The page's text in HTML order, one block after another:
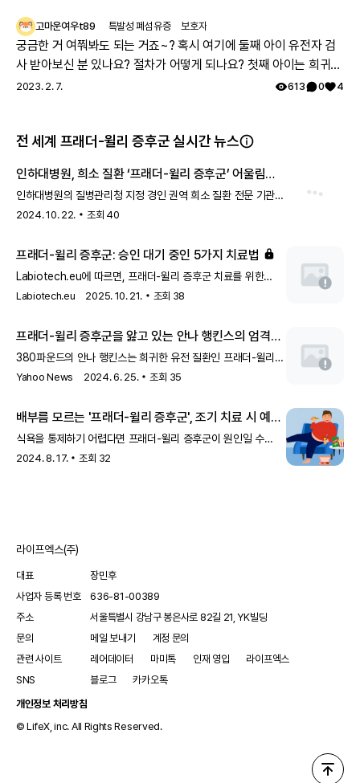
Part 4. 치료 정보
되어요. 55%의 환자가 성장 지연으로 인해 성장호르몬을 사용했으며,
주의력 결핍 및 충동 조절과 같은 행동적 문제에 대처하기 위한 약물 사
용도 많았어요. 이는 환자의 신체적 증상뿐만 아니라 행동 및 정서적 측
면에서도 전문적 관리가 필요한 질환임을 보여줍니다.
레어노트에 소개됩니다. Q. 레어메이트란 무엇이고, 어떤 활
동을 하게 될까요? - 레어메이트는 레어노트를 대표해 커뮤
니티 생태계를 만들고 활동하는 회원입니다. - 내가 겪은 치
료 경험을 공유해 다른 레어노트 회원들의 귀감이 됩니다. -
히 기록하고 체계적으로 관리합니다. 레어메이트에 관해 궁
고마운여우t89 특발성 폐섬유증 보호자
궁금한 거 여쭤봐도 되는 거죠~? 혹시 여기에 둘째 아이 유전자 검
사 받아보신 분 있나요? 절차가 어떻게 되나요? 첫째 아이는 희귀질
환 진단받았고, 당시에 애기 아빠랑 저랑 유전자 검사했는데 돌연변
감사하겠습니다.
2023. 2. 7. 613 0 4
전 세계 프래더-윌리 증후군 실시간 뉴스
인하대병원, 희소 질환 ‘프래더-윌리 증후군’ 어울림
교실 열어
인하대병원의 질병관리청 지정 경인 권역 희소 질환 전문 기관이
지난 18일 오전 병원 예방교육실에서 프래...
2024. 10. 22. 조회 40
프래더-윌리 증후군: 승인 대기 중인 5가지 치료법
Labiotech.eu에 따르면, 프래더-윌리 증후군 치료를 위한
5가지 기대되는 치료법이 승인 대기 중입니다. 이 치료법들은
Labiotech.eu 2025. 10. 21. 조회 38
프래더-윌리 증후군을 앓고 있는 안나 행킨스의 엄격한
식단
380파운드의 안나 행킨스는 희귀한 유전 질환인 프래더-윌리
증후군(PWS)을 앓고 있습니다. 이 질환은 배고픔을 조절하는
Yahoo News 2024. 6. 25. 조회 35
배부름 모르는 '프래더-윌리 증후군', 조기 치료 시 예후
좋아
식욕을 통제하기 어렵다면 프래더-윌리 증후군이 원인일 수
있다. Blueastro/게티이미지뱅크 제공. 유전성 희귀질환인
2024. 8. 17. 조회 32
라이프엑스(주)
대표
장민후
사업자 등록 번호
636-81-00389
주소
서울특별시 강남구 봉은사로 82길 21, YK빌딩
문의
메일 보내기
계정 문의
관련 사이트
레어데이터 마미톡 인재 영입
라이프엑스
SNS
블로그
카카오톡
개인정보 처리방침
© LifeX, inc. All Rights Reserved.